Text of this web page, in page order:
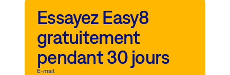
Essayez Easy8
gratuitement
pendant 30 jours
E-mail